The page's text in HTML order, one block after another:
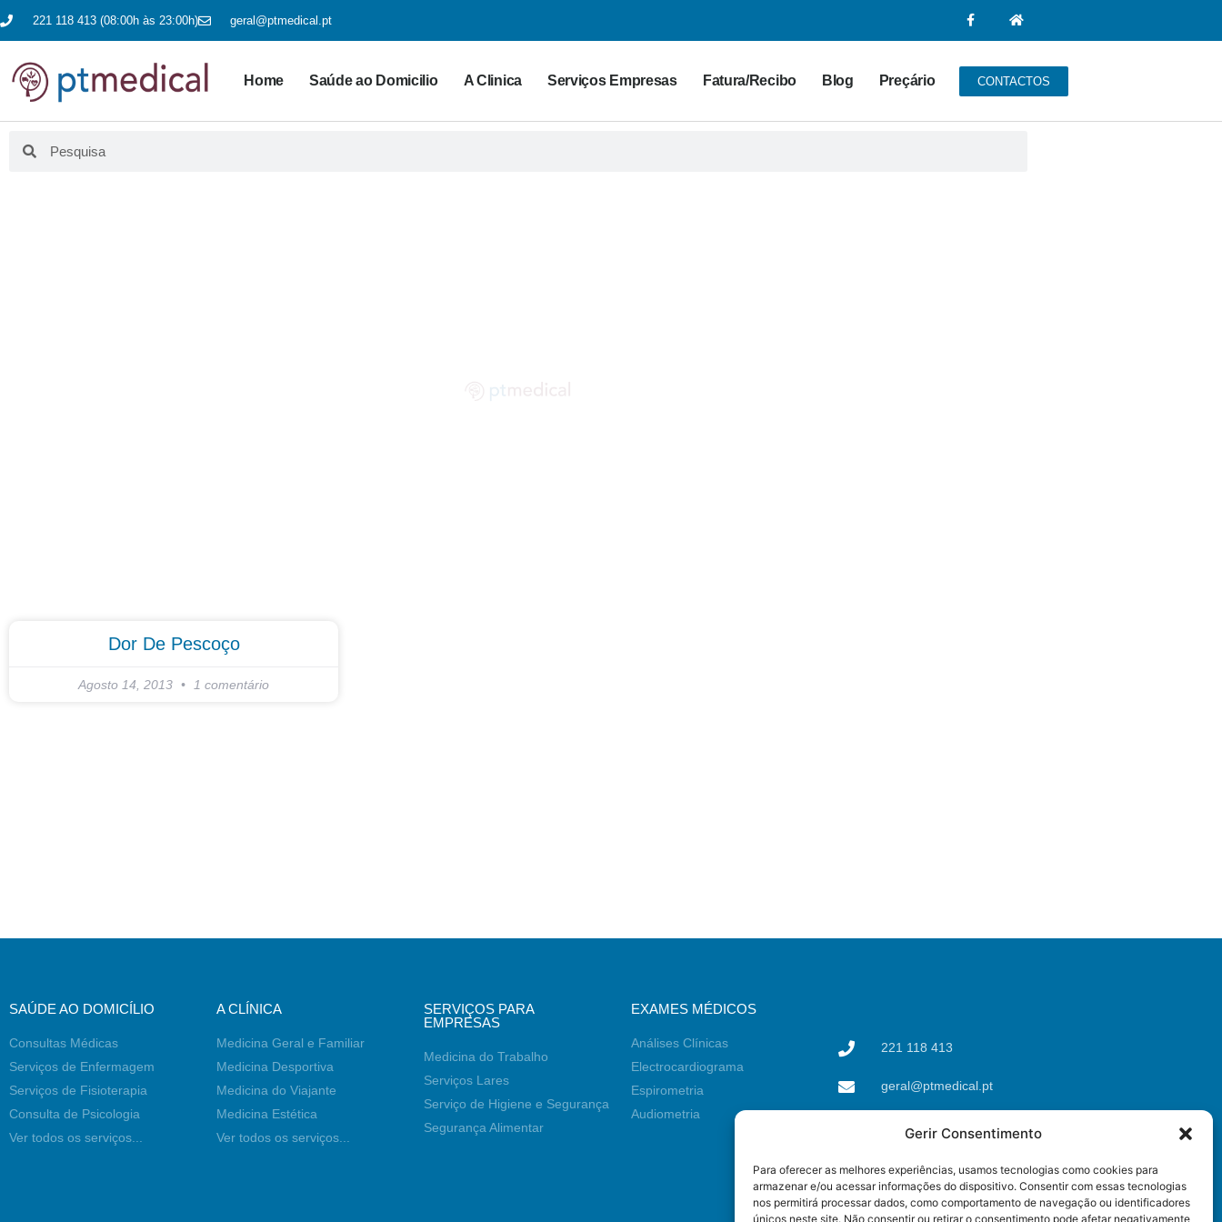
Gerir Consentimento
Para oferecer as melhores experiências, usamos tecnologias como cookies para
armazenar e/ou acessar informações do dispositivo. Consentir com essas tecnologias
nos permitirá processar dados, como comportamento de navegação ou identificadores
únicos neste site. Não consentir ou retirar o consentimento pode afetar negativamente
221 118 413 (08:00h às 23:00h) geral@ptmedical.pt
Home Saúde ao Domicilio A Clinica Serviços Empresas Fatura/Recibo Blog Preçário CONTACTOS
Dor De Pescoço
Agosto 14, 2013 1 comentário
SAÚDE AO DOMICÍLIO
Consultas Médicas
Serviços de Enfermagem
Serviços de Fisioterapia
Consulta de Psicologia
Ver todos os serviços...
A CLÍNICA
Medicina Geral e Familiar
Medicina Desportiva
Medicina do Viajante
Medicina Estética
Ver todos os serviços...
SERVIÇOS PARA
EMPRESAS
Medicina do Trabalho
Serviços Lares
Serviço de Higiene e Segurança
Segurança Alimentar
EXAMES MÉDICOS
Análises Clínicas
Electrocardiograma
Espirometria
Audiometria
221 118 413
geral@ptmedical.pt
4425-051 Águas Santas,